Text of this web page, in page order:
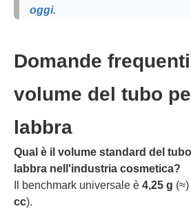
oggi.
Domande
volume del tubo
labbra
Qual è il volume standard del
labbra nell'industria cosmetica?
Il benchmark universale è 4,25 g (≈)
cc).